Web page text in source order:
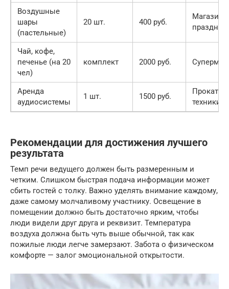
Воздушные
шары
(пастельные)
20 шт. 400 руб.
Магазин
Чай, кофе,
печенье (на 20
чел)
комплект 2000 руб.
Аренда
аудиосистемы
1 шт. 1500 руб.
Прокат
техники
Рекомендации для достижения лучшего
результата
Темп речи ведущего должен быть размеренным и
четким. Слишком быстрая подача информации может
сбить гостей с толку. Важно уделять внимание каждому,
даже самому молчаливому участнику. Освещение в
помещении должно быть достаточно ярким, чтобы
люди видели друг друга и реквизит. Температура
воздуха должна быть чуть выше обычной, так как
пожилые люди легче замерзают. Забота о физическом
комфорте — залог эмоциональной открытости.